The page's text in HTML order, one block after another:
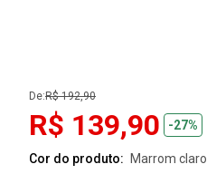
De:R$ 192,90
R$ 139,90 -27%
Cor do produto: marrom claro